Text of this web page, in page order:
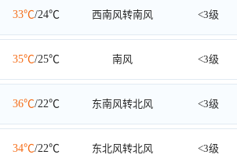
33℃/24℃ 西南风转南风 <3级
35℃/25℃ 南风 <3级
36℃/22℃ 东南风转北风 <3级
34℃/22℃ 东北风转北风 <3级